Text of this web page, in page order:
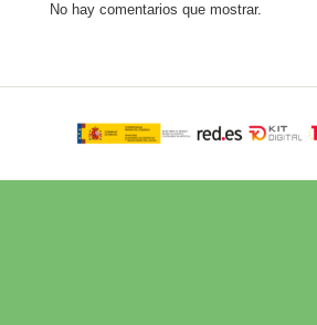
No hay comentarios que mostrar.